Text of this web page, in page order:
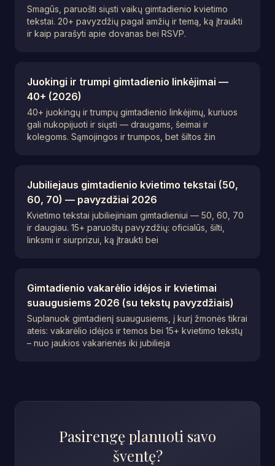
Smagūs, paruošti siųsti vaikų gimtadienio kvietimo
tekstai. 20+ pavyzdžių pagal amžių ir temą, ką įtraukti
ir kaip parašyti apie dovanas bei RSVP.
Juokingi ir trumpi gimtadienio linkėjimai —
40+ (2026)
40+ juokingų ir trumpų gimtadienio linkėjimų, kuriuos
gali nukopijuoti ir siųsti — draugams, šeimai ir
kolegoms. Sąmojingos ir trumpos, bet šiltos žin
Jubiliejaus gimtadienio kvietimo tekstai (50,
60, 70) — pavyzdžiai 2026
Kvietimo tekstai jubiliejiniam gimtadieniui — 50, 60, 70
ir daugiau. 15+ paruoštų pavyzdžių: oficialūs, šilti,
linksmi ir siurprizui, ką įtraukti bei
Gimtadienio vakarėlio idėjos ir kvietimai
suaugusiems 2026 (su tekstų pavyzdžiais)
Suplanuok gimtadienį suaugusiems, į kurį žmonės tikrai
ateis: vakarėlio idėjos ir temos bei 15+ kvietimo tekstų
– nuo jaukios vakarienės iki jubilieja
Pasirengę planuoti savo
šventę?